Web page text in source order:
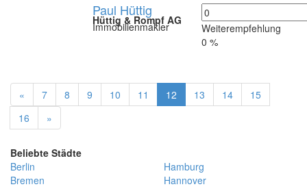
Paul Hüttig
Immobilienmakler
Hüttig & Rompf AG
Weiterempfehlung
0 %
« 7 8 9 10 11 12 13 14
15
16
»
Beliebte Städte
Berlin
Bremen
Hamburg
Hannover